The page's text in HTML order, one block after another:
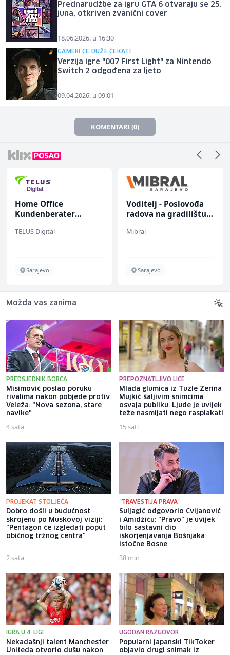
Prednarudžbe za igru GTA 6 otvaraju se 25.
juna, otkriven zvanični cover
18.06.2026. u 16:30
GAMERI ĆE DUŽE ČEKATI
Verzija igre "007 First Light" za Nintendo
Switch 2 odgođena za ljeto
09.04.2026. u 09:01
KOMENTARI (0)
Home Office
Kundenberater
TELUS Digital
Sarajevo
Voditelj - Poslovođa
radova na gradilištu
Mibral
Sarajevo
Možda vas zanima
PREDSJEDNIK BORCA
Misimović poslao poruku
rivalima nakon pobjede protiv
Veleža: "Nova sezona, stare
navike"
4 sata
PREPOZNATLJIVO LICE
Mlada glumica iz Tuzle Zerina
Mujkić šaljivim snimcima
osvaja publiku: Ljude je uvijek
teže nasmijati nego rasplakati
15 sati
PROJEKAT STOLJEĆA
Dobro došli u budućnost
skrojenu po Muskovoj viziji:
"Pentagon će izgledati poput
običnog tržnog centra"
2 sata
"TRAVESTIJA PRAVA"
Suljagić odgovorio Cvijanović
i Amidžiću: "Pravo" je uvijek
bilo sastavni dio
iskorjenjavanja Bošnjaka
istočne Bosne
38 min
IGRA U 4. LIGI
Nekadašnji talent Manchester
Uniteda otvorio dušu nakon
UGODAN RAZGOVOR
Popularni japanski TikToker
objavio drugi snimak iz